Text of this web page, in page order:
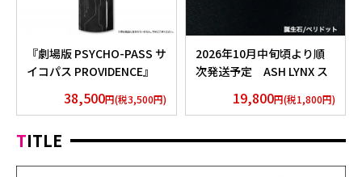
『劇場版 PSYCHO-PASS サ
イコパス PROVIDENCE』
38,500円(税3,500円)
2026年10月中旬頃より順
次発送予定 ASH LYNX ス
Silver925×Peridot ver.
19,800円(税1,800円)
TITLE